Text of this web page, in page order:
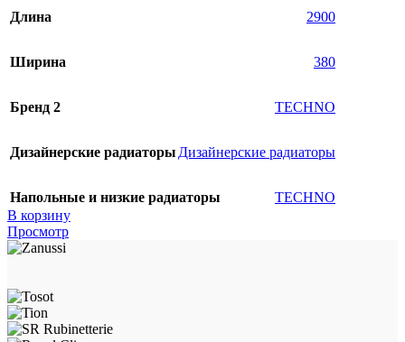
Длина 2900
Ширина 380
Бренд 2 TECHNO
Дизайнерские радиаторы Дизайнерские радиаторы
Напольные и низкие радиаторы
TECHNO
В корзину
Просмотр